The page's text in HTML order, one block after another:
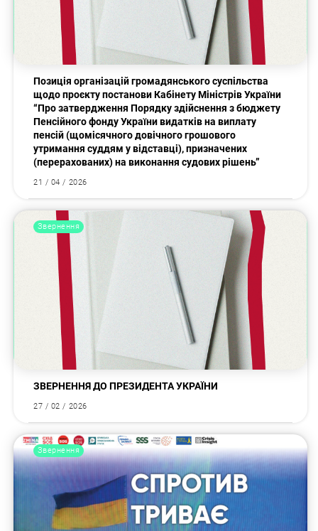
Позиція організацій громадянського суспільства
щодо проєкту постанови Кабінету Міністрів України
“Про затвердження Порядку здійснення з бюджету
Пенсійного фонду України видатків на виплату
пенсій (щомісячного довічного грошового
утримання суддям у відставці), призначених
(перерахованих) на виконання судових рішень”
21 / 04 / 2026
Звернення
ЗВЕРНЕННЯ ДО ПРЕЗИДЕНТА УКРАЇНИ
27 / 02 / 2026
Звернення